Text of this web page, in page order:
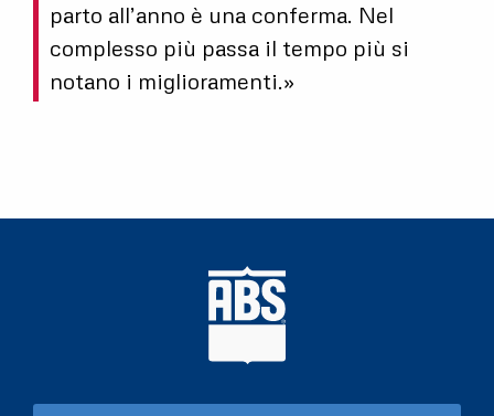
parto all’anno è una conferma. Nel
complesso più passa il tempo più si
notano i miglioramenti.»